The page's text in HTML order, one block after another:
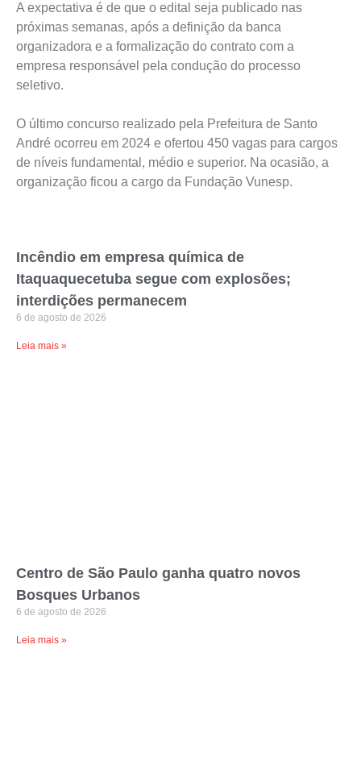
A expectativa é de que o edital seja publicado nas
próximas semanas, após a definição da banca
organizadora e a formalização do contrato com a
empresa responsável pela condução do processo
seletivo.
O último concurso realizado pela Prefeitura de Santo
André ocorreu em 2024 e ofertou 450 vagas para cargos
de níveis fundamental, médio e superior. Na ocasião, a
organização ficou a cargo da Fundação Vunesp.
Incêndio em empresa química de
Itaquaquecetuba segue com explosões;
interdições permanecem
6 de agosto de 2026
Leia mais »
Centro de São Paulo ganha quatro novos
Bosques Urbanos
6 de agosto de 2026
Leia mais »